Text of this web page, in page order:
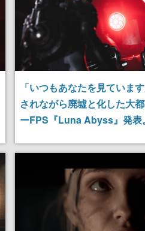
「いつもあなたを見ていま
されながら廃墟と化した大
ーFPS『Luna Abyss』発表
う弾幕シューティング風の